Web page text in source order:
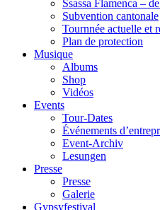
Ssassa Flamenca –
Subvention cantonale
Tournnée actuelle et
Plan de protection
Musique
Albums
Shop
Vidéos
Events
Tour-Dates
Événements
Event-Archiv
Lesungen
Presse
Presse
Galerie
Gypsyfestival